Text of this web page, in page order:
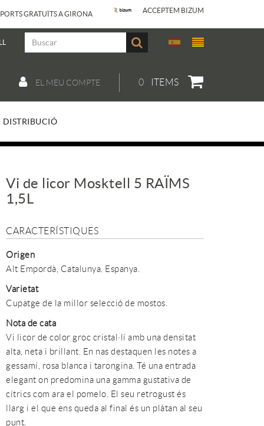
GRATUÏTS A GIRONA ACCEPTEM BIZUM
0 ITEMS
EL MEU COMPTE
DISTRIBUCIÓ
Vi de licor Mosktell 5 RAÏMS
1,5L
CARACTERÍSTIQUES
Origen
Alt Empordà, Catalunya. Espanya.
Varietat
Cupatge de la millor selecció de mostos.
Nota de cata
Vi licor de color groc cristal·lí amb una densitat
alta, neta i brillant. En nas destaquen les notes a
gessamí, rosa blanca i tarongina. Té una entrada
elegant on predomina una gamma gustativa de
cítrics com ara el pomelo. El seu retrogust és
llarg i el que ens queda al final és un plàtan al seu
punt.